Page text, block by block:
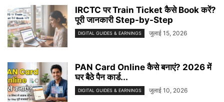
IRCTC पर Train Ticket कैसे Book करें?
पूरी जानकारी Step-by-Step
DIGITAL GUIDES & EARNINGS जुलाई 15, 2026
PAN Card Online कैसे बनाएं? 2026 में
घर बैठे पैन कार्ड...
DIGITAL GUIDES & EARNINGS जुलाई 10, 2026